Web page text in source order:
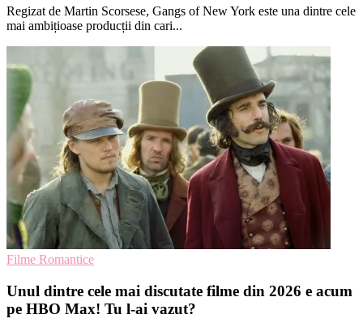
Regizat de Martin Scorsese, Gangs of New York este una dintre cele
mai ambițioase producții din cari...
Filme Romantice
Unul dintre cele mai discutate filme din 2026 e acum
pe HBO Max! Tu l-ai vazut?